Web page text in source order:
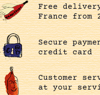
Free
France from
Secure
credit card
Customer
at your